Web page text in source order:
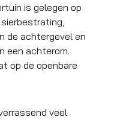
is gelegen op
de achtergevel en
een achterom.
op de openbare
veel